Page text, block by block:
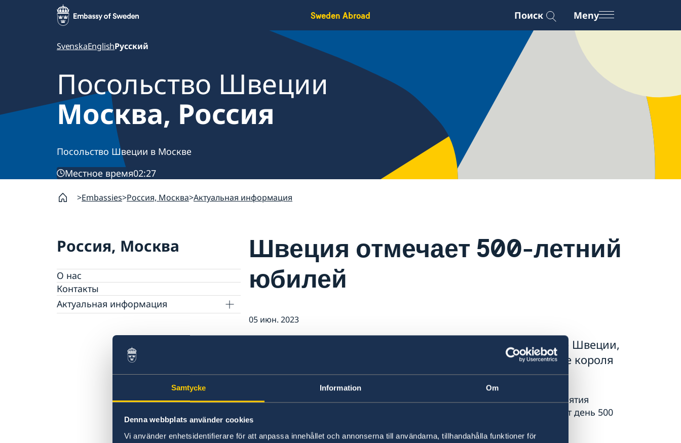
Samtycke Information Om
Denna webbplats använder cookies
Vi använder enhetsidentifierare för att anpassa innehållet och annonserna till användarna, tillhandahålla funktioner för
Sweden Abroad Поиск Meny
SvenskaEnglishРусский
Посольство Швеции
Москва, Россия
Посольство Швеции в Москве
Местное время02:27
Embassies Россия, Москва Актуальная информация
Россия, Москва
О нас
Контакты
Актуальная информация
Швеция отмечает 500-летний
юбилей
05 июн. 2023
2023 год в Швеции – юбилейный. Мы отмечаем 500-летие Швеции,
а также то, что в этом году исполняется 50 лет на престоле короля
Карла XVI Густава.
Юбилейный год широко отмечается в Швеции. Праздничные мероприятия
проходят по всей стране в Национальный день Швеции, 6 июня – в этот день 500
лет назад Густав Васа был избран королем Швеции.